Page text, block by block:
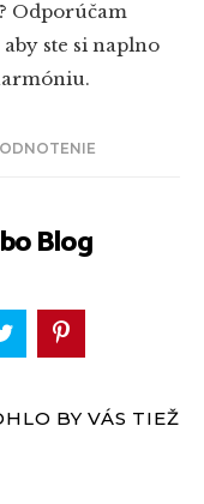
Blog
Odporúčam
ste si naplno
BY VÁS TIEŽ